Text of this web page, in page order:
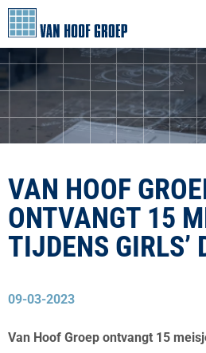
VAN HOOF
ONTVANGT 15
TIJDENS GIRLS’
09-03-2023
Van Hoof Groep ontvangt 15